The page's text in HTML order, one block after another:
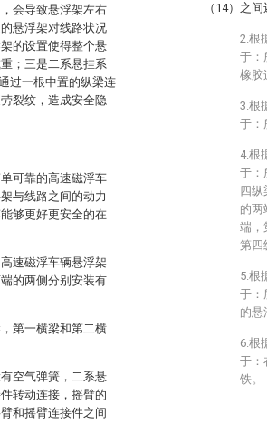
会导致悬浮架左右
悬浮架对线路状况
的设置使得整个悬
；三是二系悬挂系
过一根中置的纵梁连
裂纹，造成安全隐
可靠的高速磁浮车
与线路之间的动力
够更好更安全的在
速磁浮车辆悬浮架
的两侧分别安装有
第一横梁和第二横
空气弹簧，二系悬
转动连接，摇臂的
和摇臂连接件之间
（14）之
2.根
于：
橡胶
3.根
于：
4.根
于：
四纵
的两
端，
第四
5.根
于：
的悬
6.根
于：
铁。